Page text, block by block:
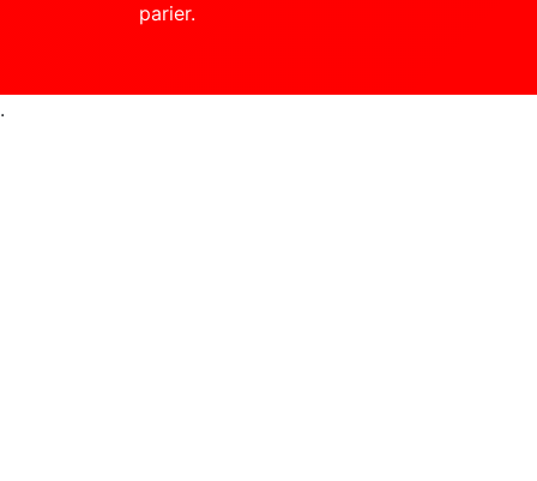
parier.
.